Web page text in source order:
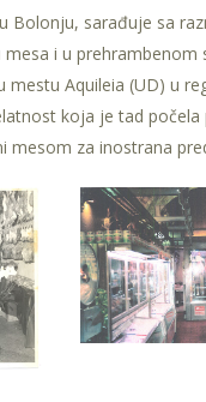
Bolonju, sarađuje sa
i u prehrambenom
mestu Aquileia (UD) u
koja je tad počela
mesom za inostrana